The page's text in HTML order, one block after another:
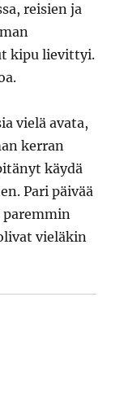
reisien ja
kipu lievittyi.
vielä avata,
kerran
käydä
Pari päivää
vieläkin